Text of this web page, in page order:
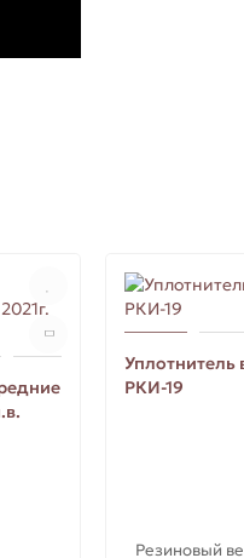
Уплотнитель
РКИ-19
Резиновый